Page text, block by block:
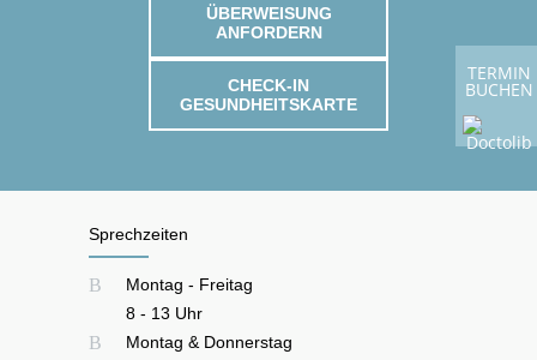
ÜBERWEISUNG
ANFORDERN
CHECK-IN
GESUNDHEITSKARTE
Sprechzeiten
8 - 13 Uhr
TERMIN
BUCHEN